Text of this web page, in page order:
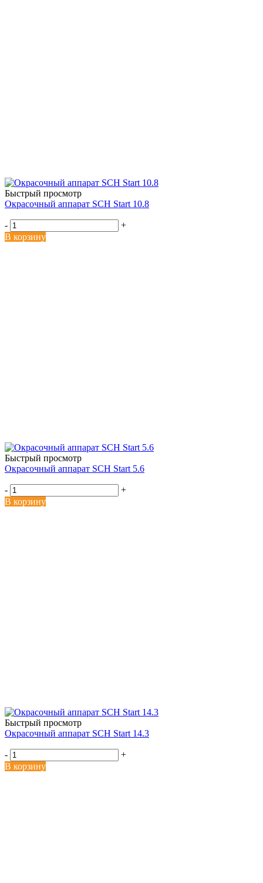
Быстрый просмотр
Окрасочный аппарат SCH Start 10.8
-
+
В корзину
Быстрый просмотр
Окрасочный аппарат SCH Start 5.6
-
+
В корзину
Быстрый просмотр
Окрасочный аппарат SCH Start 14.3
-
+
В корзину